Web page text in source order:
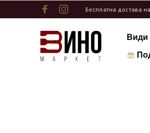
Бесплатна достава
Види